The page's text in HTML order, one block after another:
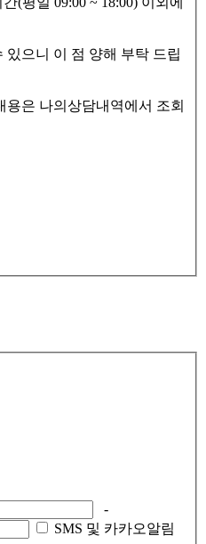
있으니 이 점 양해 부탁 드립
용은 나의상담내역에서 조회
-
SMS 및 카카오알림